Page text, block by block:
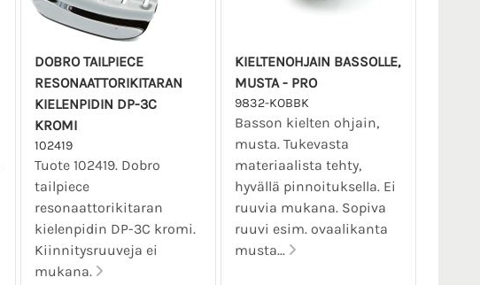
DOBRO TAILPIECE
RESONAATTORIKITARAN
KIELENPIDIN DP-3C
KROMI
102419
Tuote 102419. Dobro
tailpiece
resonaattorikitaran
kielenpidin DP-3C kromi.
Kiinnitysruuveja ei
mukana.
KIELTENOHJAIN BASSOLLE,
MUSTA - PRO
9832-KOBBK
Basson kielten ohjain,
musta. Tukevasta
materiaalista tehty,
hyvällä pinnoituksella. Ei
ruuvia mukana. Sopiva
ruuvi esim. ovaalikanta
musta...